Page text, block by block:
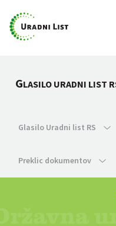
GLASILO URADNI LIST
Glasilo Uradni list RS
Preklic dokumentov